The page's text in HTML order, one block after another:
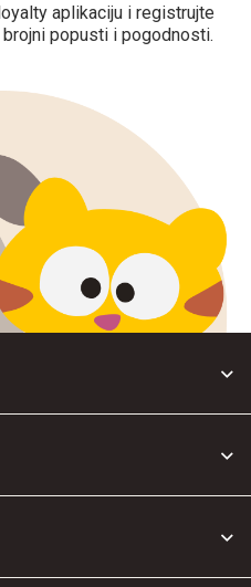
aplikaciju i registrujte
popusti i pogodnosti.